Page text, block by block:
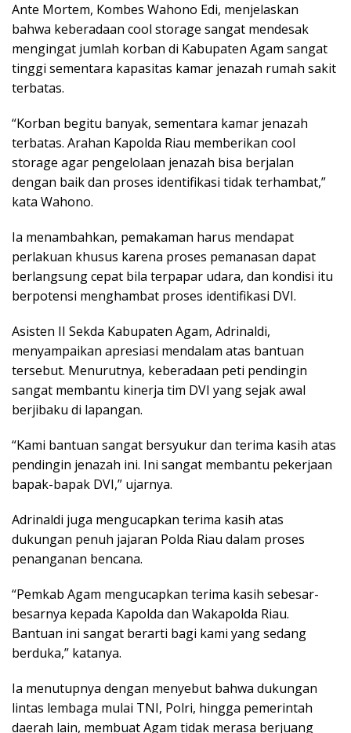
Ante Mortem, Kombes Wahono Edi, menjelaskan
bahwa keberadaan cool storage sangat mendesak
mengingat jumlah korban di Kabupaten Agam sangat
tinggi sementara kapasitas kamar jenazah rumah sakit
terbatas.
“Korban begitu banyak, sementara kamar jenazah
terbatas. Arahan Kapolda Riau memberikan cool
storage agar pengelolaan jenazah bisa berjalan
dengan baik dan proses identifikasi tidak terhambat,”
kata Wahono.
Ia menambahkan, pemakaman harus mendapat
perlakuan khusus karena proses pemanasan dapat
berlangsung cepat bila terpapar udara, dan kondisi itu
berpotensi menghambat proses identifikasi DVI.
Asisten II Sekda Kabupaten Agam, Adrinaldi,
menyampaikan apresiasi mendalam atas bantuan
tersebut. Menurutnya, keberadaan peti pendingin
sangat membantu kinerja tim DVI yang sejak awal
berjibaku di lapangan.
“Kami bantuan sangat bersyukur dan terima kasih atas
pendingin jenazah ini. Ini sangat membantu pekerjaan
bapak-bapak DVI,” ujarnya.
Adrinaldi juga mengucapkan terima kasih atas
dukungan penuh jajaran Polda Riau dalam proses
penanganan bencana.
“Pemkab Agam mengucapkan terima kasih sebesar-
besarnya kepada Kapolda dan Wakapolda Riau.
Bantuan ini sangat berarti bagi kami yang sedang
berduka,” katanya.
Ia menutupnya dengan menyebut bahwa dukungan
lintas lembaga mulai TNI, Polri, hingga pemerintah
daerah lain, membuat Agam tidak merasa berjuang